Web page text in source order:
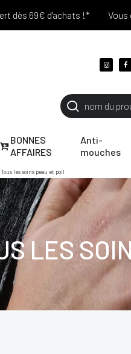
d'achats !* Vous changez
BONNES
AFFAIRES
Anti-
mouches
Tous les soins peau et poil
LES